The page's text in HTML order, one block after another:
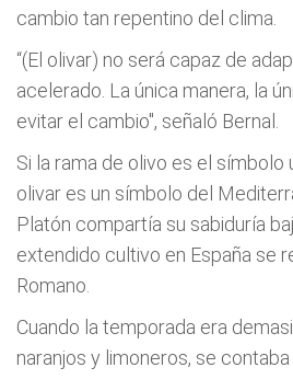
cambio tan repentino del clima.
“(El olivar) no será capaz de
acelerado. La única manera, la
evitar el cambio", señaló Bernal.
Si la rama de olivo es el símbolo
olivar es un símbolo del
Platón compartía su sabiduría
extendido cultivo en España se
Romano.
Cuando la temporada era
naranjos y limoneros, se